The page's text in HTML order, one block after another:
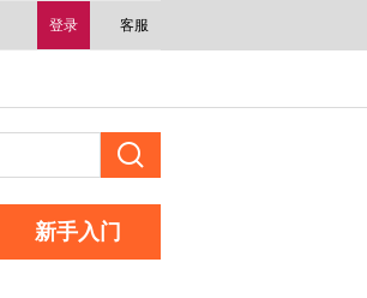
登录 客服
新手入门